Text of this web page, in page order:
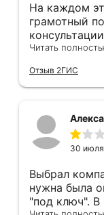
На каждом
грамотный
оформление
Читать
Отзыв 2ГИС
30
Выбрал
нужна была
"под ключ". В